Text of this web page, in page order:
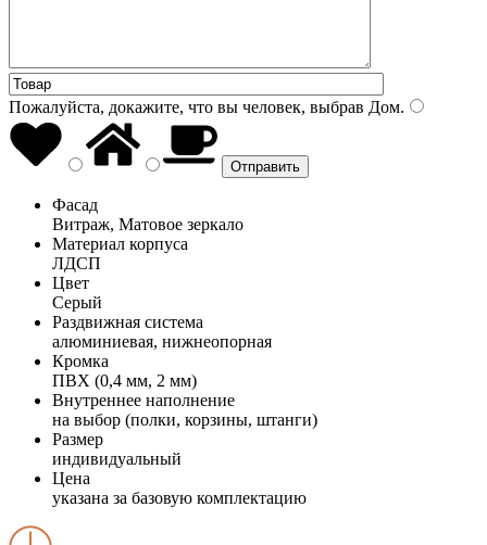
Пожалуйста, докажите, что вы человек, выбрав Дом.
Фасад
Витраж, Матовое зеркало
Материал корпуса
ЛДСП
Цвет
Серый
Раздвижная система
алюминиевая, нижнеопорная
Кромка
ПВХ (0,4 мм, 2 мм)
Внутреннее наполнение
на выбор (полки, корзины, штанги)
Размер
индивидуальный
Цена
указана за базовую комплектацию